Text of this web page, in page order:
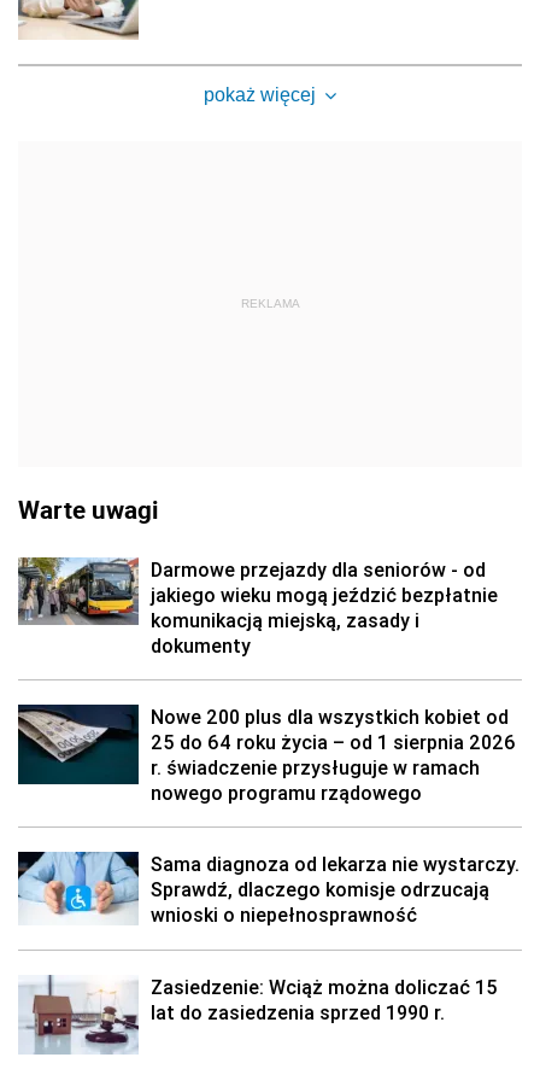
pokaż więcej
REKLAMA
Warte uwagi
Darmowe przejazdy dla seniorów - od
jakiego wieku mogą jeździć bezpłatnie
komunikacją miejską, zasady i
dokumenty
Nowe 200 plus dla wszystkich kobiet od
25 do 64 roku życia – od 1 sierpnia 2026
r. świadczenie przysługuje w ramach
nowego programu rządowego
Sama diagnoza od lekarza nie wystarczy.
Sprawdź, dlaczego komisje odrzucają
wnioski o niepełnosprawność
Zasiedzenie: Wciąż można doliczać 15
lat do zasiedzenia sprzed 1990 r.